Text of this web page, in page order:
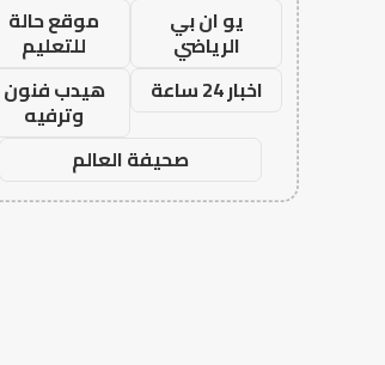
يو ان بي
الرياضي
موقع حالة
للتعليم
اخبار 24 ساعة
هيدب فنون
وترفيه
صحيفة العالم